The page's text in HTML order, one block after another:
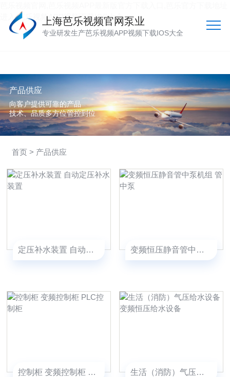
进入,芭乐视频APP视频下载IOS大全
上海芭乐视频官网泵业
专业研发生产芭乐视频APP视频下载IOS大全
产品供应
向客户提供可靠的产品
技术、品质多方位管控到位
首页 > 产品供应
定压补水装置 自动定压补水装置 变频恒压静音管中泵机组 管中泵
控制柜 变频控制柜 PLC控制柜 生活（消防）气压给水设备变频恒压给水设备